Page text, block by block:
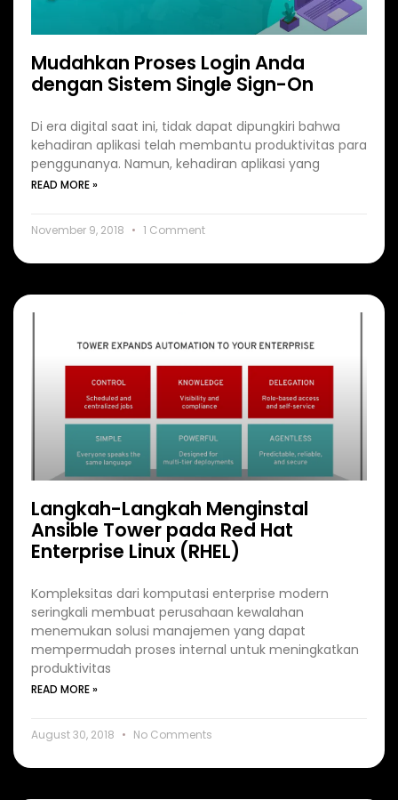
Mudahkan Proses Login Anda
dengan Sistem Single Sign-On
Di era digital saat ini, tidak dapat dipungkiri bahwa
kehadiran aplikasi telah membantu produktivitas para
penggunanya. Namun, kehadiran aplikasi yang
READ MORE »
November 9, 2018 1 Comment
Langkah-Langkah Menginstal
Ansible Tower pada Red Hat
Enterprise Linux (RHEL)
Kompleksitas dari komputasi enterprise modern
seringkali membuat perusahaan kewalahan
menemukan solusi manajemen yang dapat
mempermudah proses internal untuk meningkatkan
produktivitas
READ MORE »
August 30, 2018 No Comments